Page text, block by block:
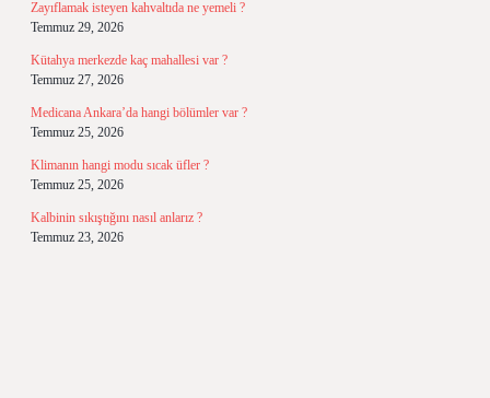
Zayıflamak isteyen kahvaltıda ne yemeli ?
Temmuz 29, 2026
Kütahya merkezde kaç mahallesi var ?
Temmuz 27, 2026
Medicana Ankara’da hangi bölümler var ?
Temmuz 25, 2026
Klimanın hangi modu sıcak üfler ?
Temmuz 25, 2026
Kalbinin sıkıştığını nasıl anlarız ?
Temmuz 23, 2026